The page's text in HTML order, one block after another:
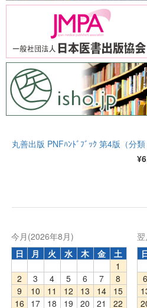
丸善出版 PNFﾊﾝﾄﾞﾌﾞｯｸ 第4版（分
今月(2026年8月)
日
月 火 水 木 金
土
1
2
3 4 5 6 7
8
9
10 11 12 13 14
15
16
17 18 19 20 21
22
6